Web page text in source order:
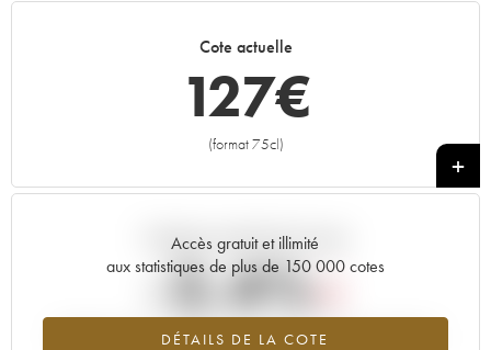
Cote actuelle
127€
(format 75cl)
+
Accès gratuit et illimité
aux statistiques de plus de 150 000 cotes
DÉTAILS DE LA COTE
Tendance actuelle de la cote
-2.4%
Tendance à la baisse du millésime 2002 en 2026 par rapport à